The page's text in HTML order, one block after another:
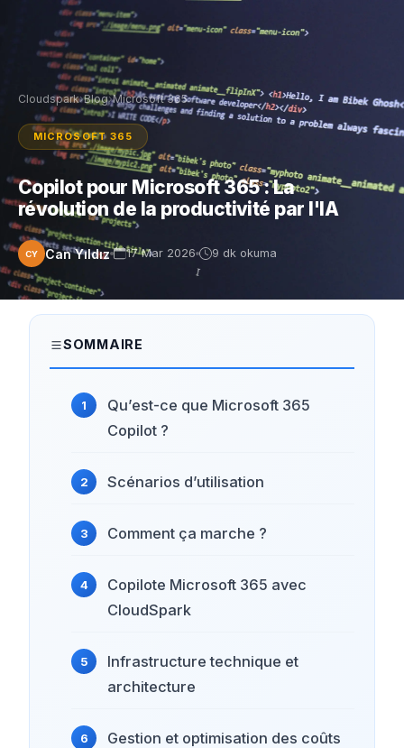
Cloudspark›Blog›Microsoft 365
MICROSOFT 365
Copilot pour Microsoft 365 : La
révolution de la productivité par l'IA
CY Can Yıldız 17 Mar 2026 9 dk okuma
SOMMAIRE
Qu’est-ce que Microsoft 365
Copilot ?
Scénarios d’utilisation
Comment ça marche ?
Copilote Microsoft 365 avec
CloudSpark
Infrastructure technique et
architecture
Gestion et optimisation des coûts